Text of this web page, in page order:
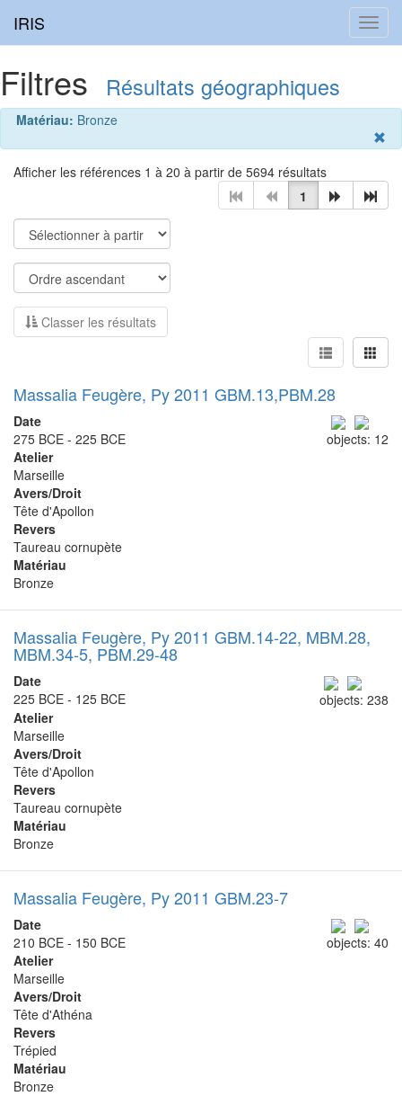
IRIS
Filtres Résultats géographiques
Matériau: Bronze
Afficher les références 1 à 20 à partir de 5694 résultats
1
Classer les résultats
Massalia Feugère, Py 2011 GBM.13,PBM.28
objects: 12
Date
275 BCE - 225 BCE
Atelier
Marseille
Avers/Droit
Tête d'Apollon
Revers
Taureau cornupète
Matériau
Bronze
Massalia Feugère, Py 2011 GBM.14-22, MBM.28,
MBM.34-5, PBM.29-48
objects: 238
Date
225 BCE - 125 BCE
Atelier
Marseille
Avers/Droit
Tête d'Apollon
Revers
Taureau cornupète
Matériau
Bronze
Massalia Feugère, Py 2011 GBM.23-7
objects: 40
Date
210 BCE - 150 BCE
Atelier
Marseille
Avers/Droit
Tête d'Athéna
Revers
Trépied
Matériau
Bronze